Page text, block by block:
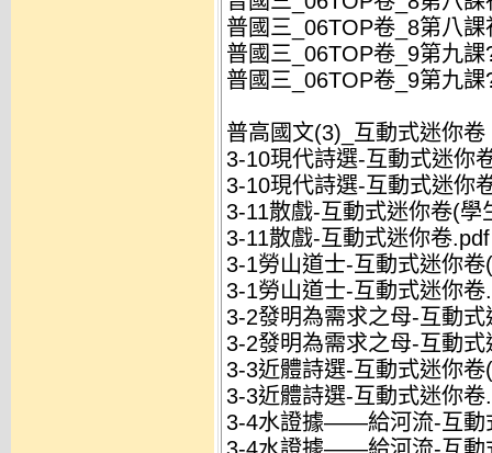
普國三_06TOP卷_8第八
普國三_06TOP卷_9第九
普國三_06TOP卷_9第九
普高國文(3)_互動式迷你卷
3-10現代詩選-互動式迷你
3-10現代詩選-互動式迷你
3-11散戲-互動式迷你卷(學
3-11散戲-互動式迷你卷.pdf
3-1勞山道士-互動式迷你
3-1勞山道士-互動式迷你卷
3-2發明為需求之母-互動
3-2發明為需求之母-互動
3-3近體詩選-互動式迷你
3-3近體詩選-互動式迷你卷
3-4水證據——給河流-互動